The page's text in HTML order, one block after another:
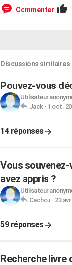
Commenter
Discussions similaires
Pouvez-vous
Utilisateur
Jack- 1 oct.
14 réponses
Vous
avez appris ?
Utilisateur
Cachou- 23
59 réponses
Recherche livre